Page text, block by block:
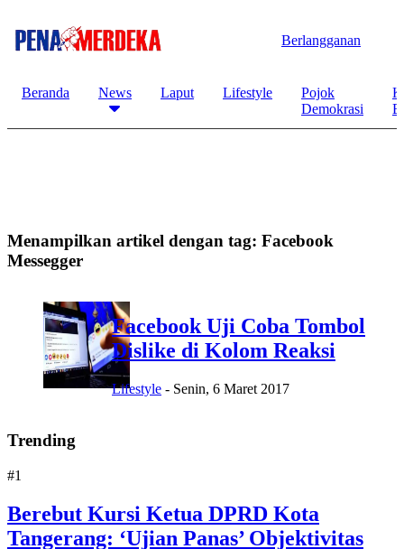
Berlangganan
Beranda News Laput Lifestyle
Pojok
Demokrasi
Menampilkan artikel dengan tag: Facebook
Messegger
Facebook Uji Coba Tombol
Dislike di Kolom Reaksi
Lifestyle - Senin, 6 Maret 2017
Trending
#1
Berebut Kursi Ketua DPRD Kota
Tangerang: ‘Ujian Panas’ Objektivitas